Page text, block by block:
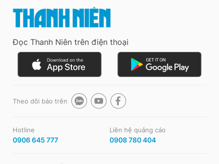
Đọc Thanh Niên trên điện thoại
Theo dõi báo trên
Hotline
0906 645 777
Liên hệ quảng cáo
0908 780 404